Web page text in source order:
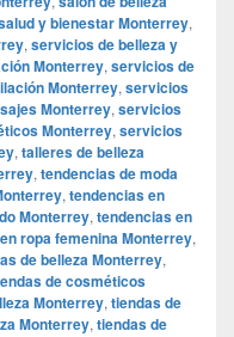
y bienestar Monterrey,
, servicios de belleza y
Monterrey, servicios de
Monterrey, servicios
Monterrey, servicios
Monterrey, servicios
, talleres de belleza
, tendencias de moda
, tendencias en
Monterrey, tendencias en
ropa femenina Monterrey,
de belleza Monterrey,
de cosméticos
Monterrey, tiendas de
Monterrey, tiendas de